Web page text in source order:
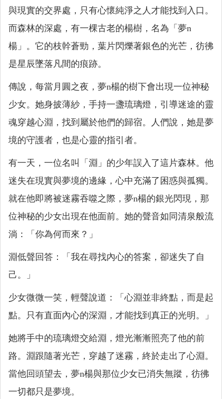
與現實的交界處，只有心懷純淨之人才能找到入口。
而森林的深處，有一棵古老的楊樹，名為「夢n
楊」。它的枝幹蒼勁，葉片閃爍著銀色的光芒，彷彿
是星辰墜落凡間的痕跡。
傳說，每當月圓之夜，夢n楊的樹下會出現一位神秘
少女。她身披薄紗，手持一盞琉璃燈，引導迷途的靈
魂穿越心淵，找到屬於他們的歸宿。人們說，她是夢
境的守護者，也是心靈的指引者。
有一天，一位名叫「淵」的少年誤入了這片森林。他
迷失在現實與夢境的邊緣，心中充滿了困惑與孤獨。
就在他即將被迷霧吞噬之際，夢n楊的銀光閃現，那
位神秘的少女出現在他面前。她的聲音如同清泉般流
淌：「你為何而來？」
淵低聲回答：「我在尋找內心的答案，卻迷失了自
己。」
少女微微一笑，輕聲說道：「心淵並非終點，而是起
點。只有直面內心的深淵，才能找到真正的光明。」
她將手中的琉璃燈交給淵，燈光漸漸照亮了他的前
路。淵跟隨著光芒，穿越了迷霧，終於走出了心淵。
當他回頭望去，夢n楊與那位少女已消失無蹤，彷彿
一切都只是夢境。